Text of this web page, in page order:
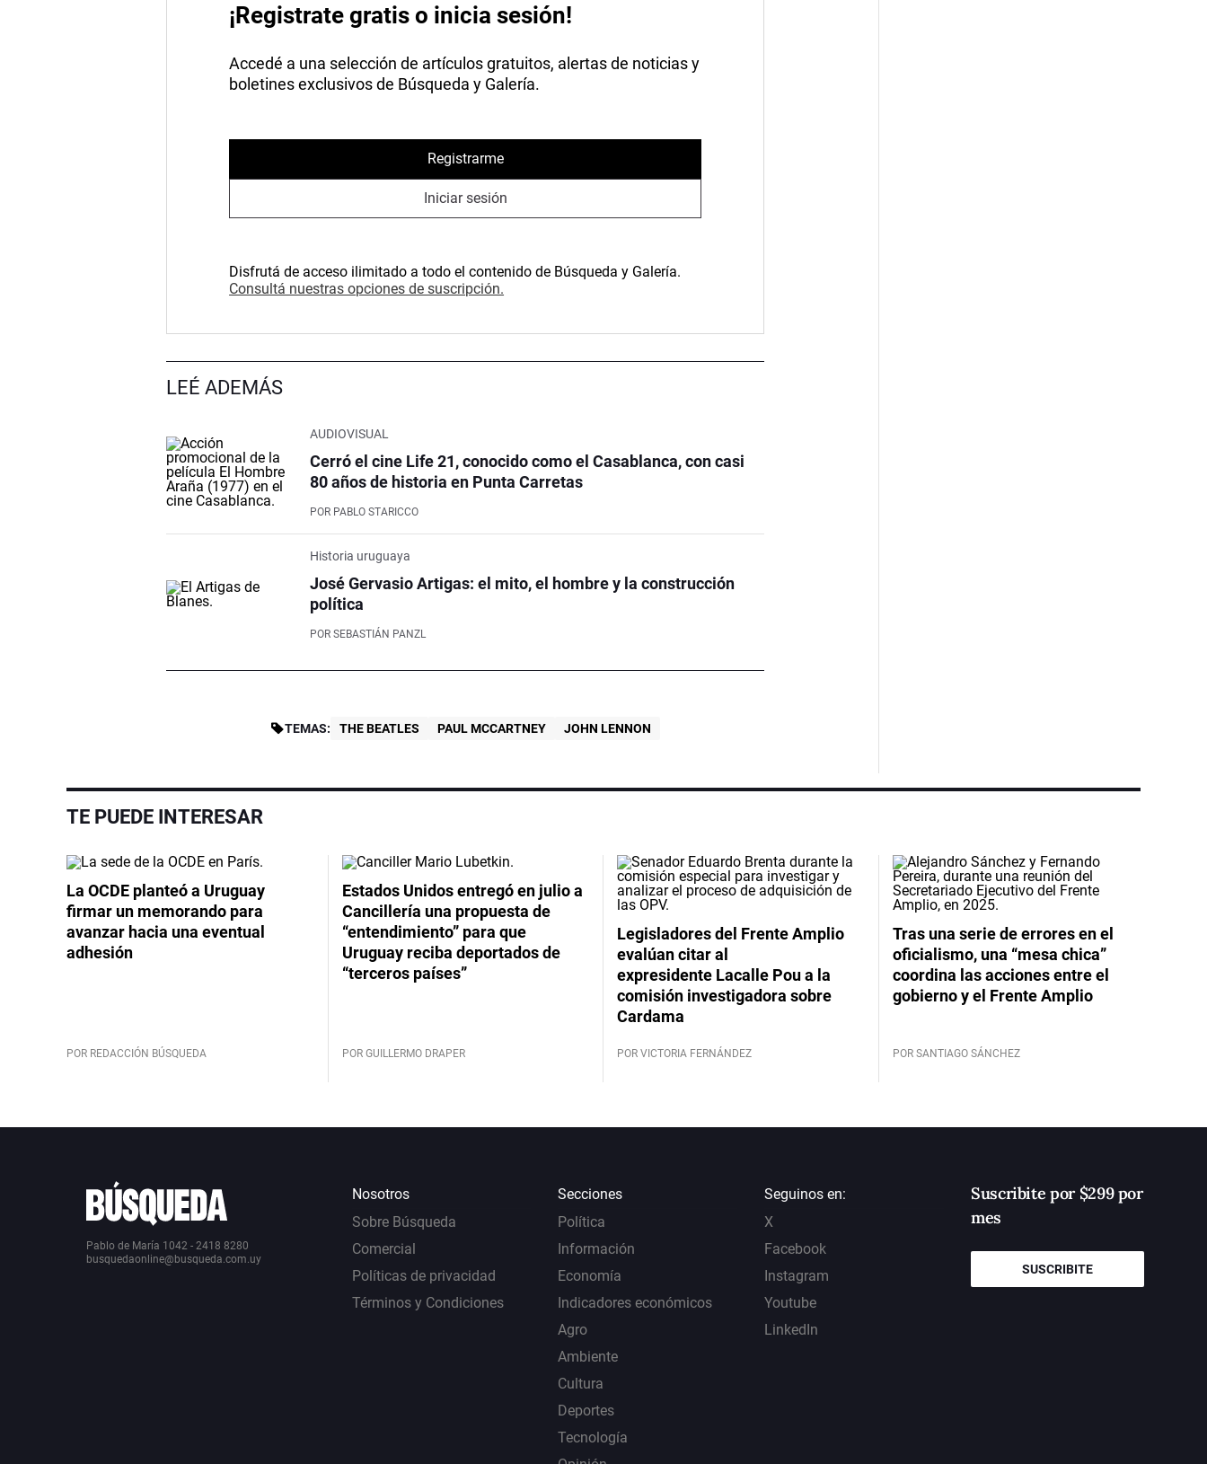
¡Registrate gratis o inicia sesión!
Accedé a una selección de artículos gratuitos, alertas de noticias y
boletines exclusivos de Búsqueda y Galería.
Registrarme
Iniciar sesión
Disfrutá de acceso ilimitado a todo el contenido de Búsqueda y Galería.
Consultá nuestras opciones de suscripción.
LEÉ ADEMÁS
AUDIOVISUAL
Cerró el cine Life 21, conocido como el Casablanca, con casi
80 años de historia en Punta Carretas
POR PABLO STARICCO
Historia uruguaya
José Gervasio Artigas: el mito, el hombre y la construcción
política
POR SEBASTIÁN PANZL
TEMAS: THE BEATLES PAUL MCCARTNEY JOHN LENNON
TE PUEDE INTERESAR
La OCDE planteó a Uruguay
firmar un memorando para
avanzar hacia una eventual
adhesión
POR REDACCIÓN BÚSQUEDA
Estados Unidos entregó en julio a
Cancillería una propuesta de
“entendimiento” para que
Uruguay reciba deportados de
“terceros países”
POR GUILLERMO DRAPER
Legisladores del Frente Amplio
evalúan citar al
expresidente Lacalle Pou a la
comisión investigadora sobre
Cardama
POR VICTORIA FERNÁNDEZ
Tras una serie de errores en el
oficialismo, una “mesa chica”
coordina las acciones entre el
gobierno y el Frente Amplio
POR SANTIAGO SÁNCHEZ
Pablo de María 1042 - 2418 8280
busquedaonline@busqueda.com.uy
Nosotros
Sobre Búsqueda
Comercial
Políticas de privacidad
Términos y Condiciones
Secciones
Política
Información
Economía
Indicadores económicos
Agro
Ambiente
Cultura
Deportes
Tecnología
Seguinos en:
X
Facebook
Instagram
Youtube
LinkedIn
Suscribite por $299 por
mes
SUSCRIBITE